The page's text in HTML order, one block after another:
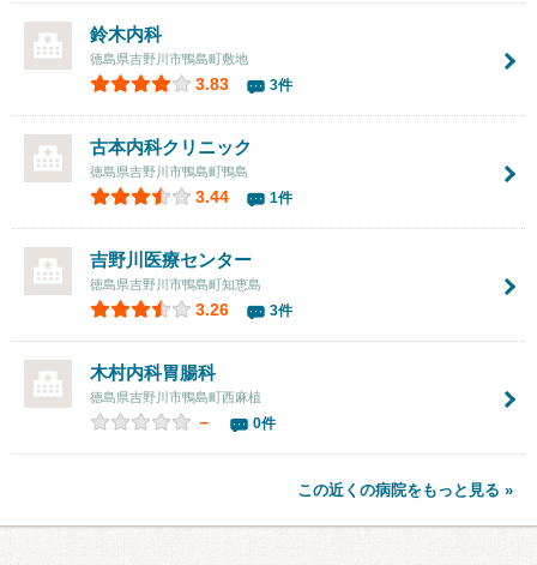
鈴木内科
徳島県吉野川市鴨島町敷地
3.83 3件
古本内科クリニック
徳島県吉野川市鴨島町鴨島
3.44 1件
吉野川医療センター
徳島県吉野川市鴨島町知恵島
3.26 3件
木村内科胃腸科
徳島県吉野川市鴨島町西麻植
－ 0件
この近くの病院をもっと見る »